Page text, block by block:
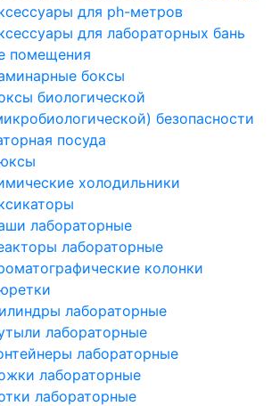
для ph-метров
для лабораторных бань
помещения
боксы
биологической
безопасности
посуда
холодильники
лабораторные
лабораторные
колонки
лабораторные
лабораторные
лабораторные
лабораторные
лабораторные